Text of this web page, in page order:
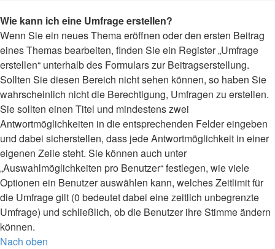
Wie kann ich eine Umfrage erstellen?
Wenn Sie ein neues Thema eröffnen oder den ersten Beitrag
eines Themas bearbeiten, finden Sie ein Register „Umfrage
erstellen“ unterhalb des Formulars zur Beitragserstellung.
Sollten Sie diesen Bereich nicht sehen können, so haben Sie
wahrscheinlich nicht die Berechtigung, Umfragen zu erstellen.
Sie sollten einen Titel und mindestens zwei
Antwortmöglichkeiten in die entsprechenden Felder eingeben
und dabei sicherstellen, dass jede Antwortmöglichkeit in einer
eigenen Zeile steht. Sie können auch unter
„Auswahlmöglichkeiten pro Benutzer“ festlegen, wie viele
Optionen ein Benutzer auswählen kann, welches Zeitlimit für
die Umfrage gilt (0 bedeutet dabei eine zeitlich unbegrenzte
Umfrage) und schließlich, ob die Benutzer ihre Stimme ändern
können.
Nach oben